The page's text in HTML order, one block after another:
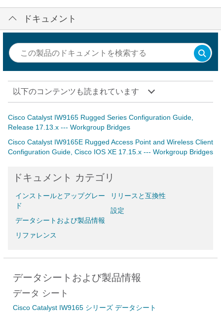
ドキュメント
以下のコンテンツも読まれています
Cisco Catalyst IW9165 Rugged Series Configuration Guide,
Release 17.13.x --- Workgroup Bridges
Cisco Catalyst IW9165E Rugged Access Point and Wireless Client
Configuration Guide, Cisco IOS XE 17.15.x --- Workgroup Bridges
ドキュメント カテゴリ
インストールとアップグレー
ド
データシートおよび製品情報
リファレンス
リリースと互換性
設定
データシートおよび製品情報
データ シート
Cisco Catalyst IW9165 シリーズ データシート